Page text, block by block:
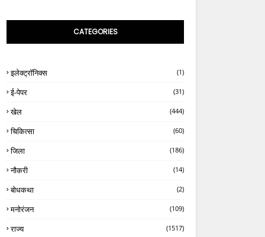
CATEGORIES
इलेक्ट्रॉनिक्स (1)
ई-पेपर (31)
खेल (444)
चिकित्सा (60)
जिला (186)
नौकरी (14)
बोधकथा (2)
मनोरंजन (109)
राज्य (1517)